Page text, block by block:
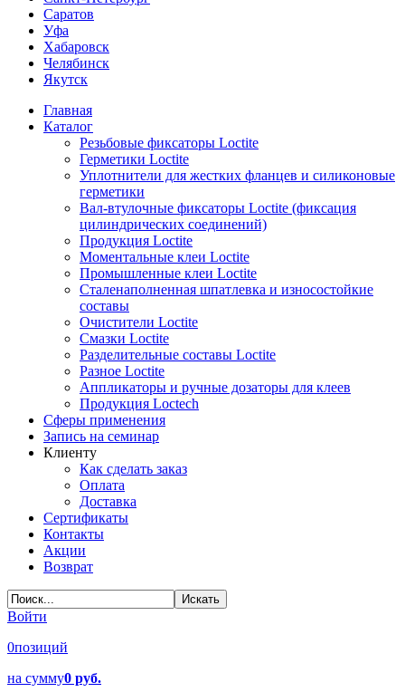
Саратов
Уфа
Хабаровск
Челябинск
Якутск
Главная
Каталог
Резьбовые фиксаторы Loctite
Герметики Loctite
Уплотнители для жестких фланцев и силиконовые
герметики
Вал-втулочные фиксаторы Loctite (фиксация
цилиндрических соединений)
Продукция Loctite
Моментальные клеи Loctite
Промышленные клеи Loctite
Сталенаполненная шпатлевка и износостойкие
составы
Очистители Loctite
Смазки Loctite
Разделительные составы Loctite
Разное Loctite
Аппликаторы и ручные дозаторы для клеев
Продукция Loctech
Сферы применения
Запись на семинар
Клиенту
Как сделать заказ
Оплата
Доставка
Сертификаты
Контакты
Акции
Возврат
Войти
0позиций
на сумму0 руб.